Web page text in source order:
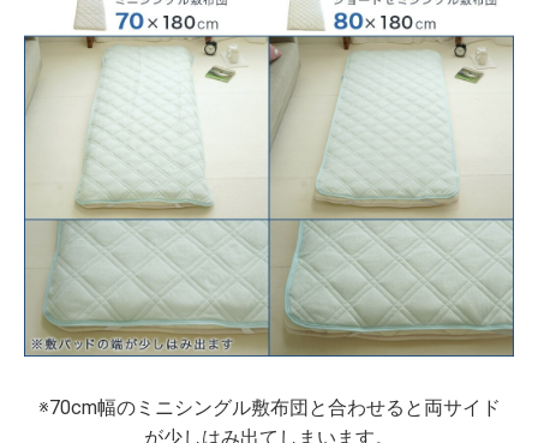
※70cm幅のミニシングル敷布団と合わせると両サイド
が少しはみ出てしまいます。